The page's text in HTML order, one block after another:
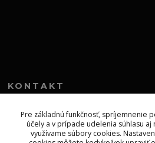
KONTAKT
+421 552 304 860
Po-Pia 8.00-13.00
Pre základnú funkčnosť, spríjemnenie
účely a v prípade udelenia súhlasu aj
využívame súbory cookies.